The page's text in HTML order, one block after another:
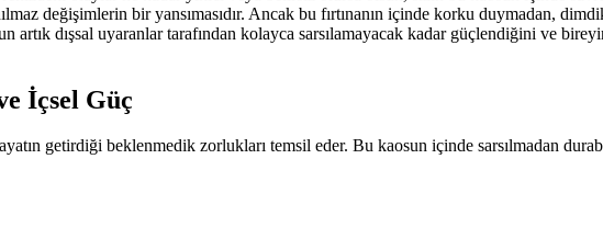
değişimlerin bir yansımasıdır. Ancak bu fırtınanın içinde korku duymadan,
artık dışsal uyaranlar tarafından kolayca sarsılamayacak kadar güçlendiğini ve
İçsel Güç
getirdiği beklenmedik zorlukları temsil eder. Bu kaosun içinde sarsılmadan